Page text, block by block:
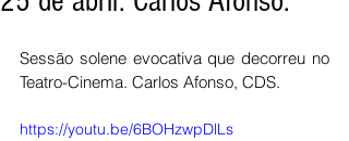
Sessão solene evocativa que decorreu no
Teatro-Cinema. Carlos Afonso, CDS.
https://youtu.be/6BOHzwpDlLs